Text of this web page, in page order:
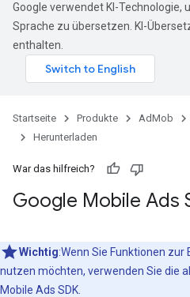
Google verwendet KI-Technologie,
Sprache zu übersetzen. KI-
enthalten.
Startseite Produkte AdMob
Herunterladen
War das hilfreich?
Google Mobile Ads
Wichtig:Wenn Sie Funktionen
nutzen möchten, verwenden Sie die
Mobile Ads SDK